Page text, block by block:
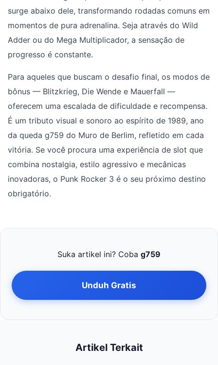
surge abaixo dele, transformando rodadas comuns em
momentos de pura adrenalina. Seja através do Wild
Adder ou do Mega Multiplicador, a sensação de
progresso é constante.
Para aqueles que buscam o desafio final, os modos de
bônus — Blitzkrieg, Die Wende e Mauerfall —
oferecem uma escalada de dificuldade e recompensa.
É um tributo visual e sonoro ao espírito de 1989, ano
da queda g759 do Muro de Berlim, refletido em cada
vitória. Se você procura uma experiência de slot que
combina nostalgia, estilo agressivo e mecânicas
inovadoras, o Punk Rocker 3 é o seu próximo destino
obrigatório.
Suka artikel ini? Coba g759
Unduh Gratis
Artikel Terkait